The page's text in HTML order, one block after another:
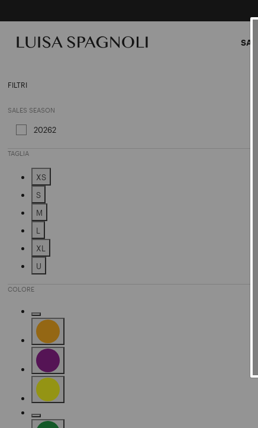
FILTRI
SALES SEASON
20262Affinamento in base a Sales Season: 20262
TAGLIA
XS
Affinamento in base a Taglia: XS
S
Affinamento in base a Taglia: S
M
Affinamento in base a Taglia: M
L
Affinamento in base a Taglia: L
XL
Affinamento in base a Taglia: XL
U
COLORE
Affinamento in base a Colore: Gold
Affinamento in base a Colore: Orange
Affinamento in base a Colore: Purple
Affinamento in base a Colore: Camel